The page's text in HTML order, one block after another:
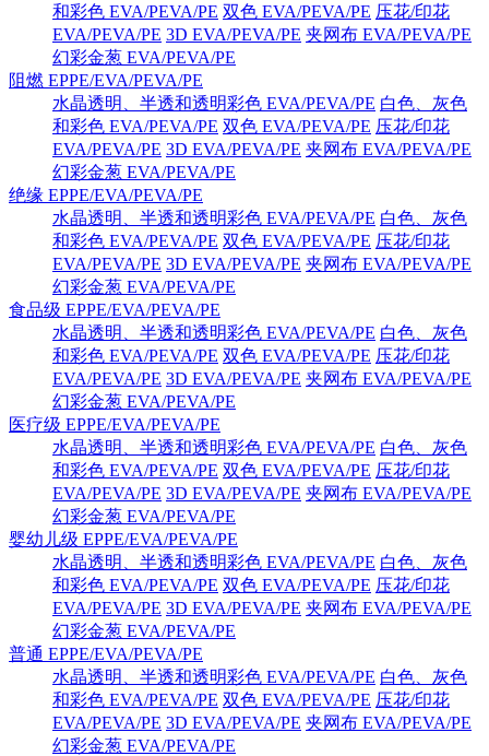
和彩色 EVA/PEVA/PE 双色 EVA/PEVA/PE 压花/印花
EVA/PEVA/PE 3D EVA/PEVA/PE 夹网布 EVA/PEVA/PE
幻彩金葱 EVA/PEVA/PE
阻燃 EPPE/EVA/PEVA/PE
水晶透明、半透和透明彩色 EVA/PEVA/PE 白色、灰色
和彩色 EVA/PEVA/PE 双色 EVA/PEVA/PE 压花/印花
EVA/PEVA/PE 3D EVA/PEVA/PE 夹网布 EVA/PEVA/PE
幻彩金葱 EVA/PEVA/PE
绝缘 EPPE/EVA/PEVA/PE
水晶透明、半透和透明彩色 EVA/PEVA/PE 白色、灰色
和彩色 EVA/PEVA/PE 双色 EVA/PEVA/PE 压花/印花
EVA/PEVA/PE 3D EVA/PEVA/PE 夹网布 EVA/PEVA/PE
幻彩金葱 EVA/PEVA/PE
食品级 EPPE/EVA/PEVA/PE
水晶透明、半透和透明彩色 EVA/PEVA/PE 白色、灰色
和彩色 EVA/PEVA/PE 双色 EVA/PEVA/PE 压花/印花
EVA/PEVA/PE 3D EVA/PEVA/PE 夹网布 EVA/PEVA/PE
幻彩金葱 EVA/PEVA/PE
医疗级 EPPE/EVA/PEVA/PE
水晶透明、半透和透明彩色 EVA/PEVA/PE 白色、灰色
和彩色 EVA/PEVA/PE 双色 EVA/PEVA/PE 压花/印花
EVA/PEVA/PE 3D EVA/PEVA/PE 夹网布 EVA/PEVA/PE
幻彩金葱 EVA/PEVA/PE
婴幼儿级 EPPE/EVA/PEVA/PE
水晶透明、半透和透明彩色 EVA/PEVA/PE 白色、灰色
和彩色 EVA/PEVA/PE 双色 EVA/PEVA/PE 压花/印花
EVA/PEVA/PE 3D EVA/PEVA/PE 夹网布 EVA/PEVA/PE
幻彩金葱 EVA/PEVA/PE
普通 EPPE/EVA/PEVA/PE
水晶透明、半透和透明彩色 EVA/PEVA/PE 白色、灰色
和彩色 EVA/PEVA/PE 双色 EVA/PEVA/PE 压花/印花
EVA/PEVA/PE 3D EVA/PEVA/PE 夹网布 EVA/PEVA/PE
幻彩金葱 EVA/PEVA/PE